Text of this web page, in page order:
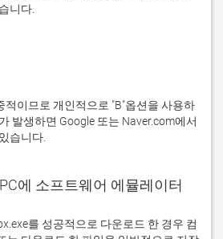
발생하면 Google 또는 Naver.com에서
습니다.
에 소프트웨어 에뮬레이터
를 성공적으로 다운로드 한 경우 컴